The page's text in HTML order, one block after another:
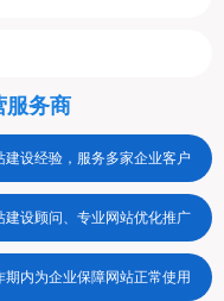
服务商
设经验，服务多家企业客户
设顾问、专业网站优化推广
内为企业保障网站正常使用